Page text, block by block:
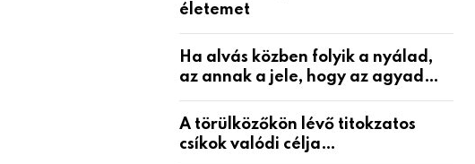
életemet
Ha alvás közben folyik a nyálad,
az annak a jele, hogy az agyad…
A törülközőkön lévő titokzatos
csíkok valódi célja…